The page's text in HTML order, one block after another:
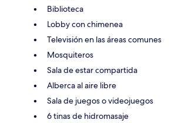
Biblioteca
Lobby con chimenea
Televisión en las áreas comunes
Mosquiteros
Sala de estar compartida
Alberca al aire libre
Sala de juegos o videojuegos
6 tinas de hidromasaje